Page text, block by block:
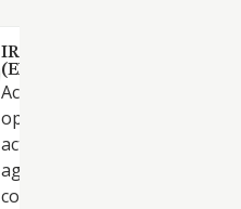
IRINVESTMENT CAPITAL
(EXTINGUIDA)
Actividades de
operaciones con valores y
activos. Intermediación como
agente de entidad de
con valores y otros activos.